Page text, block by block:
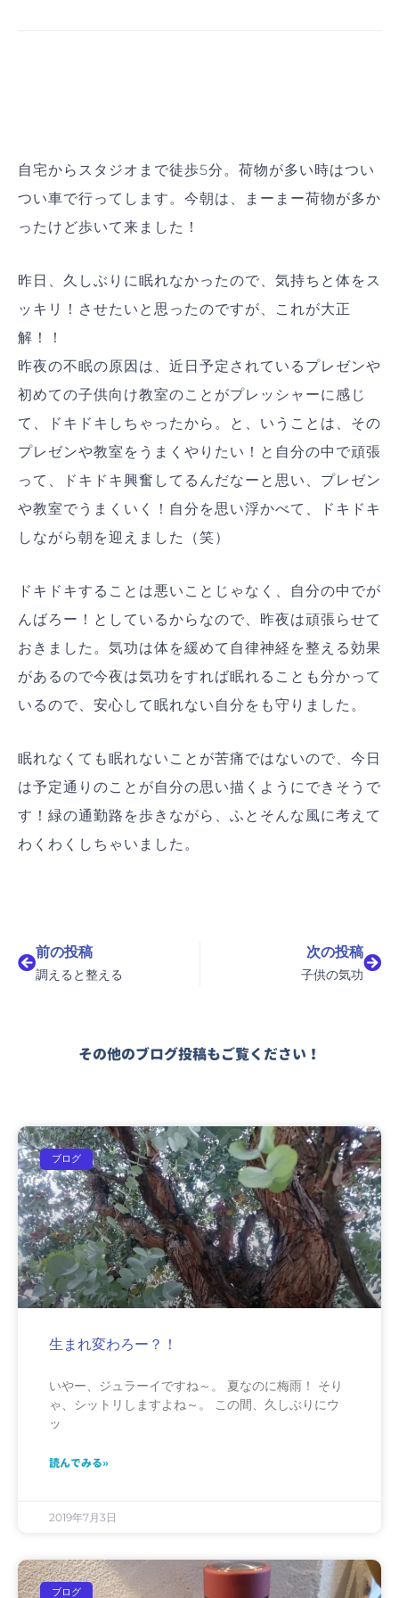
自宅からスタジオまで徒歩5分。荷物が多い時はつい
つい車で行ってします。今朝は、まーまー荷物が多か
ったけど歩いて来ました！
昨日、久しぶりに眠れなかったので、気持ちと体をス
ッキリ！させたいと思ったのですが、これが大正
解！！
昨夜の不眠の原因は、近日予定されているプレゼンや
初めての子供向け教室のことがプレッシャーに感じ
て、ドキドキしちゃったから。と、いうことは、その
プレゼンや教室をうまくやりたい！と自分の中で頑張
って、ドキドキ興奮してるんだなーと思い、プレゼン
や教室でうまくいく！自分を思い浮かべて、ドキドキ
しながら朝を迎えました（笑）
ドキドキすることは悪いことじゃなく、自分の中でが
んばろー！としているからなので、昨夜は頑張らせて
おきました。気功は体を緩めて自律神経を整える効果
があるので今夜は気功をすれば眠れることも分かって
いるので、安心して眠れない自分をも守りました。
眠れなくても眠れないことが苦痛ではないので、今日
は予定通りのことが自分の思い描くようにできそうで
す！緑の通勤路を歩きながら、ふとそんな風に考えて
わくわくしちゃいました。
前の投稿
調えると整える
次の投稿
子供の気功
その他のブログ投稿もご覧ください！
ブログ
生まれ変わろー？！
いやー、ジュラーイですね～。 夏なのに梅雨！ そり
ゃ、シットリしますよね～。 この間、久しぶりにウ
ッ
読んでみる»
2019年7月3日
ブログ